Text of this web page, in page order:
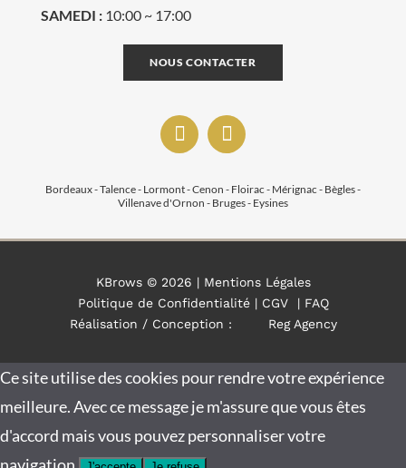
SAMEDI : 10:00 ~ 17:00
NOUS CONTACTER
Bordeaux - Talence - Lormont - Cenon - Floirac - Mérignac - Bègles -
Villenave d'Ornon - Bruges - Eysines
KBrows © 2026 | Mentions Légales
Politique de Confidentialité| CGV| FAQ
Réalisation / Conception :
Reg Agency
Ce site utilise des cookies pour rendre votre expérience
meilleure. Avec ce message je m'assure que vous êtes
d'accord mais vous pouvez personnaliser votre